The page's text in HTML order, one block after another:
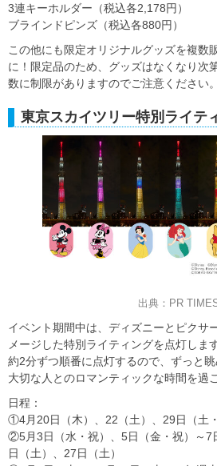
3連キーホルダー（税込各2,178円）
ブラインドピンズ（税込各880円）
この他にも限定オリジナルグッズを複数
に！限定品のため、グッズはなくなり次
数に制限がありますのでご注意ください。
東京スカイツリー特別ライテ
出典：PR
イベント期間中は、ディズニーとピクサ
メージした特別ライティングを点灯しま
約2分ずつ順番に点灯するので、ずっと眺
大切な人とのロマンティックな時間を過
日程：
①4月20日（木）、22（土）、29日（土・
②5月3日（水・祝）、5日（金・祝）～7
日（土）、27日（土）